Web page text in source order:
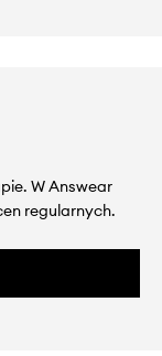
W Answear
regularnych.